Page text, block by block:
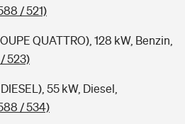
/ 521)
QUATTRO), 128 kW, Benzin,
523)
55 kW, Diesel,
/ 534)